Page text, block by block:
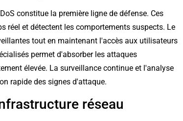
constitue la première ligne de défense. Ces
réel et détectent les comportements suspects. Le
tout en maintenant l'accès aux utilisateurs
permet d'absorber les attaques
élevée. La surveillance continue et l'analyse
rapide des signes d'attaque.
réseau